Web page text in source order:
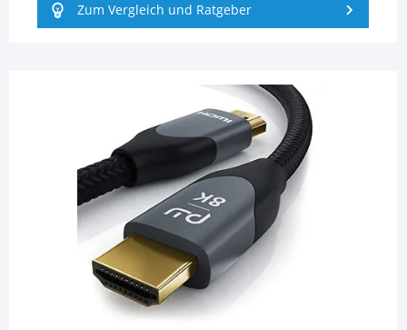
Zum Vergleich und Ratgeber